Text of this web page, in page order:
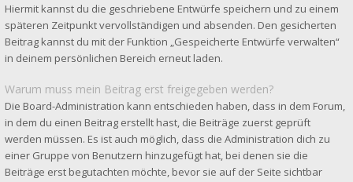
Hiermit kannst du die geschriebene Entwürfe speichern und zu einem
späteren Zeitpunkt vervollständigen und absenden. Den gesicherten
Beitrag kannst du mit der Funktion „Gespeicherte Entwürfe verwalten“
in deinem persönlichen Bereich erneut laden.
Warum muss mein Beitrag erst freigegeben werden?
Die Board-Administration kann entschieden haben, dass in dem Forum,
in dem du einen Beitrag erstellt hast, die Beiträge zuerst geprüft
werden müssen. Es ist auch möglich, dass die Administration dich zu
einer Gruppe von Benutzern hinzugefügt hat, bei denen sie die
Beiträge erst begutachten möchte, bevor sie auf der Seite sichtbar